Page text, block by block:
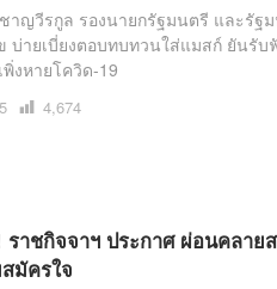
าญวีรกูล รองนายกรัฐมนตรี และรัฐม
บ่ายเบี่ยงตอบทบทวนใส่แมสก์ ยันรับ
พิ่งหายโควิด-19
เปิด
4,674
าชกิจจาฯ ประกาศ ผ่อนคลาย
มัครใจ